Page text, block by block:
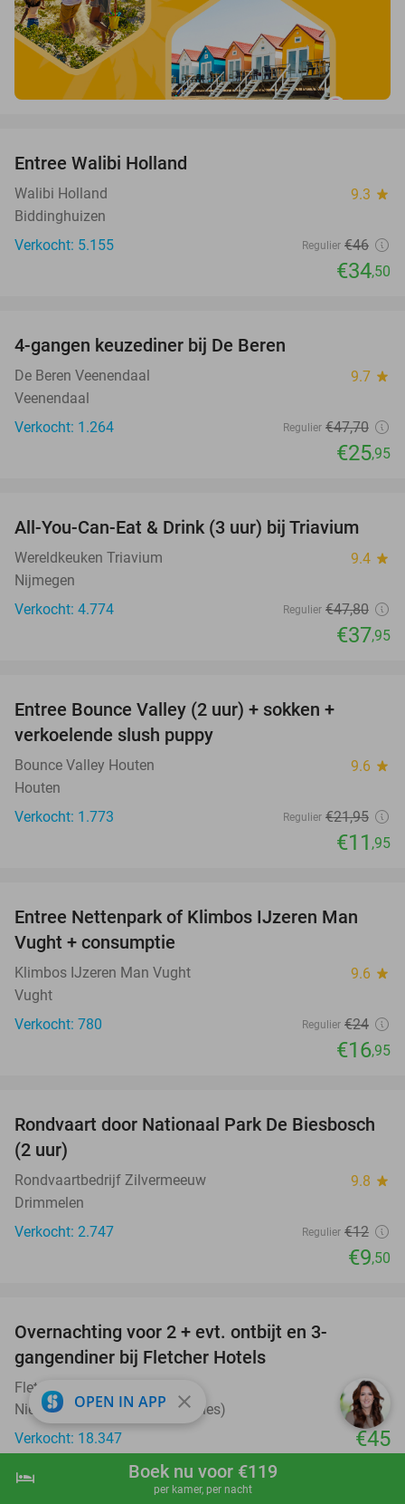
shopping_cart Boek nu
hotel Boek nu voor €119
per kamer, per nacht
Entree Walibi Holland
Walibi Holland 9.3 star
Biddinghuizen
Verkocht: 5.155
Regulier €46
€34,50
4-gangen keuzediner bij De Beren
De Beren Veenendaal 9.7 star
Veenendaal
Verkocht: 1.264
Regulier €47,70
€25,95
21%
All-You-Can-Eat & Drink (3 uur) bij Triavium
Wereldkeuken Triavium 9.4 star
Nijmegen
Verkocht: 4.774
Regulier €47,80
€37,95
Entree Bounce Valley (2 uur) + sokken +
verkoelende slush puppy
Bounce Valley Houten 9.6 star
Houten
Verkocht: 1.773
Regulier €21,95
€11 ,95
29%
Entree Nettenpark of Klimbos IJzeren Man
Vught + consumptie
Klimbos IJzeren Man Vught 9.6 star
Vught
Verkocht: 780
Regulier €24
€16,95
21%
Rondvaart door Nationaal Park De Biesbosch
(2 uur)
Rondvaartbedrijf Zilvermeeuw 9.8 star
Drimmelen
Verkocht: 2.747
Regulier €12
€9,50
Overnachting voor 2 + evt. ontbijt en 3-
gangendiner bij Fletcher Hotels
Fletcher Hotels
Nieuwegein (+ meerdere locaties)
Verkocht: 18.347
€45
Excl. ca. €3 p.p.p.n. toeristenbelasting
OPEN IN APP close